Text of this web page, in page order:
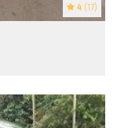
4 (17)